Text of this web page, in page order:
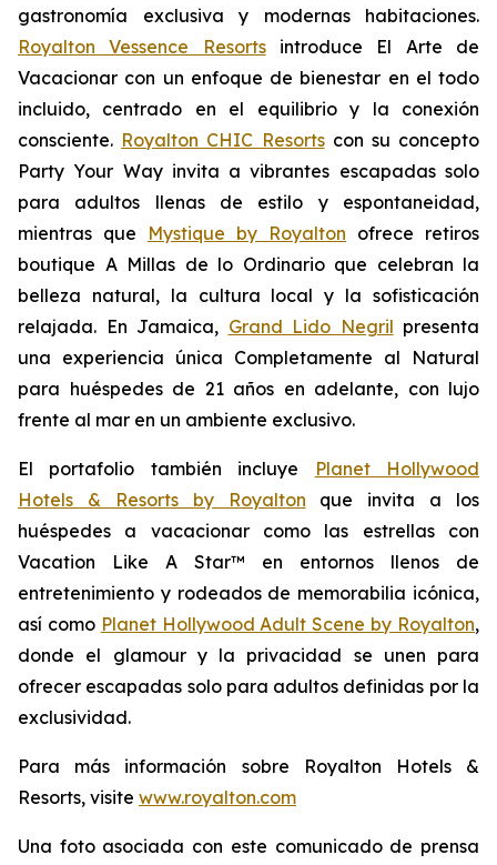
gastronomía exclusiva y modernas habitaciones.
Royalton Vessence Resortsintroduce El Arte de
Vacacionar con un enfoque de bienestar en el todo
incluido, centrado en el equilibrio y la conexión
consciente. Royalton CHIC Resortscon su concepto
Party Your Wayinvita a vibrantes escapadas solo
para adultos llenas de estilo y espontaneidad,
mientras que Mystique by Royalton ofrece retiros
boutique A Millas de lo Ordinarioque celebran la
belleza natural, la cultura local y la sofisticación
relajada. En Jamaica, Grand Lido Negril presenta
una experiencia única Completamente al Natural
para huéspedes de 21 años en adelante, con lujo
frente al mar en un ambiente exclusivo.
El portafolio también incluye
Planet Hollywood
Hotels & Resorts by Royalton que invita a los
huéspedes a vacacionar como las estrellas con
Vacation Like A Star™ en entornos llenos de
entretenimiento y rodeados de memorabilia icónica,
así como Planet Hollywood Adult Scene by Royalton,
donde el glamour y la privacidad se unen para
ofrecer escapadas solo para adultos definidas por la
exclusividad.
Para más información sobre Royalton Hotels &
Resorts, visite www.royalton.com
Una foto asociada con este comunicado de prensa